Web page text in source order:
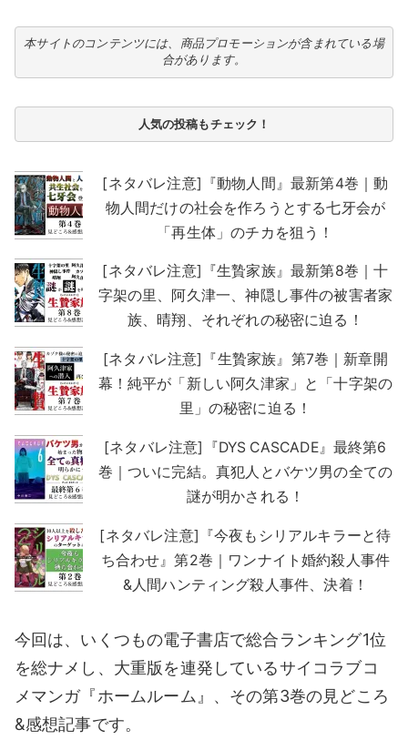
本サイトのコンテンツには、商品プロモーションが含まれている場
合があります。
人気の投稿もチェック！
[ネタバレ注意]『動物人間』最新第4巻｜動
物人間だけの社会を作ろうとする七牙会が
「再生体」のチカを狙う！
[ネタバレ注意]『生贄家族』最新第8巻｜十
字架の里、阿久津一、神隠し事件の被害者家
族、晴翔、それぞれの秘密に迫る！
[ネタバレ注意]『生贄家族』第7巻｜新章開
幕！純平が「新しい阿久津家」と「十字架の
里」の秘密に迫る！
[ネタバレ注意]『DYS CASCADE』最終第6
巻｜ついに完結。真犯人とバケツ男の全ての
謎が明かされる！
[ネタバレ注意]『今夜もシリアルキラーと待
ち合わせ』第2巻｜ワンナイト婚約殺人事件
&人間ハンティング殺人事件、決着！
今回は、いくつもの電子書店で総合ランキング1位
を総ナメし、大重版を連発しているサイコラブコ
メマンガ『ホームルーム』、その第3巻の見どころ
&感想記事です。